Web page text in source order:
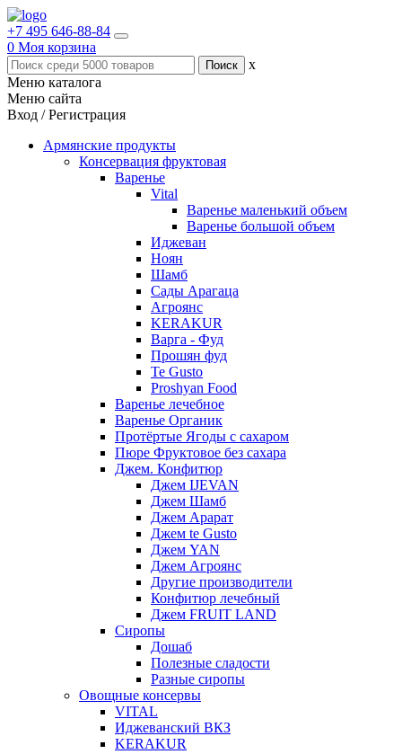
+7 495 646-88-84
0 Моя корзина
x
Меню каталога
Меню сайта
Вход / Регистрация
Армянские продукты
Консервация фруктовая
Варенье
Vital
Варенье маленький объем
Варенье большой объем
Иджеван
Ноян
Шамб
Сады Арагаца
Агроянс
KERAKUR
Варга - Фуд
Прошян фуд
Te Gusto
Proshyan Food
Варенье лечебное
Варенье Органик
Протёртые Ягоды с сахаром
Пюре Фруктовое без сахара
Джем. Конфитюр
Джем IJEVAN
Джем Шамб
Джем Арарат
Джем te Gusto
Джем YAN
Джем Агроянс
Другие производители
Конфитюр лечебный
Джем FRUIT LAND
Сиропы
Дошаб
Полезные сладости
Разные сиропы
Овощные консервы
VITAL
Иджеванский ВКЗ
KERAKUR